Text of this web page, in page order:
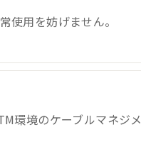
使用を妨げません。
環境のケーブルマネジメ